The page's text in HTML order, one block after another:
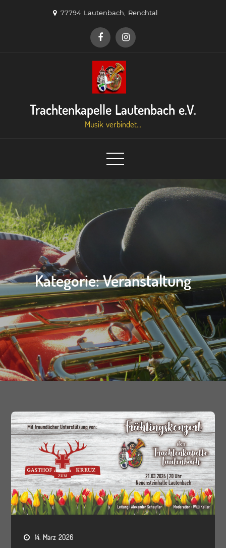
77794 Lautenbach, Renchtal
Trachtenkapelle Lautenbach e.V.
Musik verbindet…
Kategorie:Veranstaltung
14. März 2026